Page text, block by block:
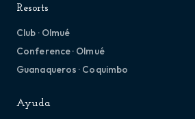
Resorts
Club · Olmué
Conference · Olmué
Guanaqueros · Coquimbo
Ayuda